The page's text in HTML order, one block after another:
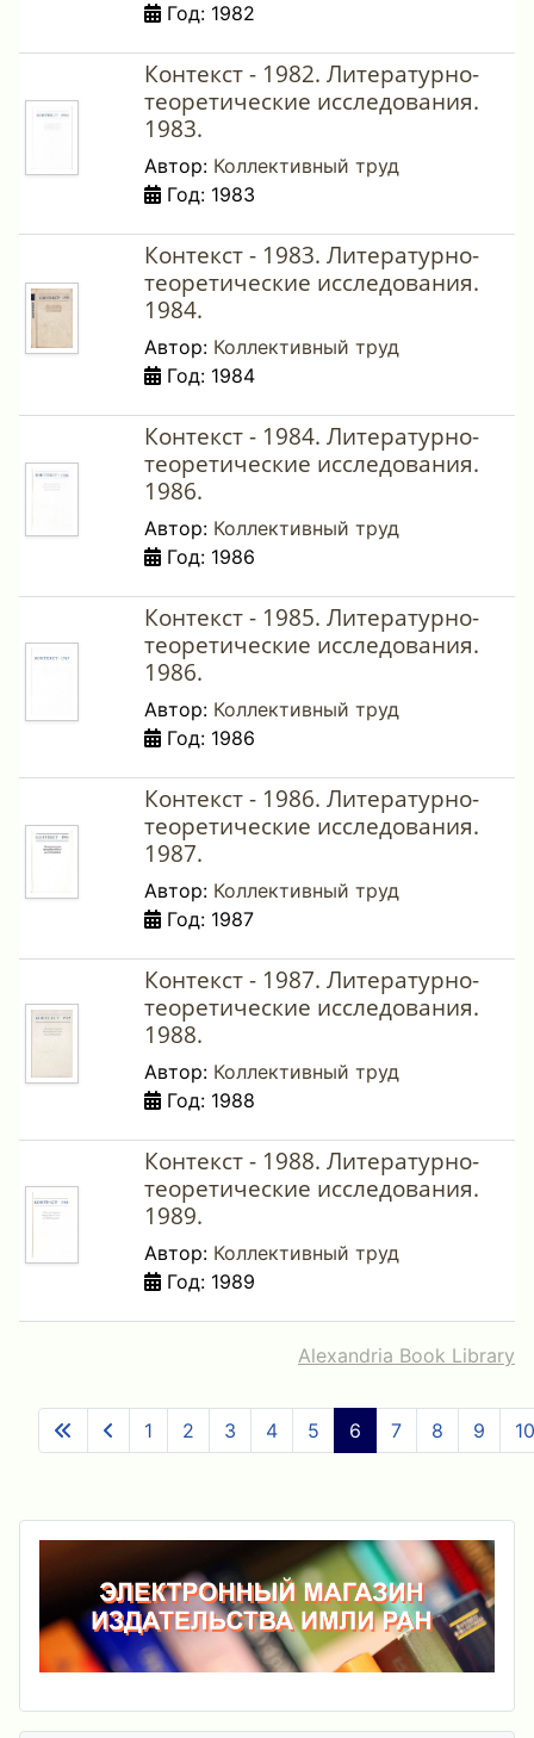
Год: 1982
Контекст - 1982. Литературно-
теоретические исследования.
1983.
Автор: Коллективный труд
Год: 1983
Контекст - 1983. Литературно-
теоретические исследования.
1984.
Автор: Коллективный труд
Год: 1984
Контекст - 1984. Литературно-
теоретические исследования.
1986.
Автор: Коллективный труд
Год: 1986
Контекст - 1985. Литературно-
теоретические исследования.
1986.
Автор: Коллективный труд
Год: 1986
Контекст - 1986. Литературно-
теоретические исследования.
1987.
Автор: Коллективный труд
Год: 1987
Контекст - 1987. Литературно-
теоретические исследования.
1988.
Автор: Коллективный труд
Год: 1988
Контекст - 1988. Литературно-
теоретические исследования.
1989.
Автор: Коллективный труд
Год: 1989
Alexandria Book Library
1 2 3 4 5 6 7 8 9 10